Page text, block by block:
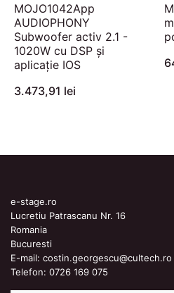
MOJO1042App
AUDIOPHONY
Subwoofer activ 2.1 -
1020W cu DSP și
aplicație IOS
3.473,91 lei
e-stage.ro
Lucretiu Patrascanu Nr. 16
Romania
Bucuresti
E-mail: costin.georgescu@cultech.ro
Telefon: 0726 169 075